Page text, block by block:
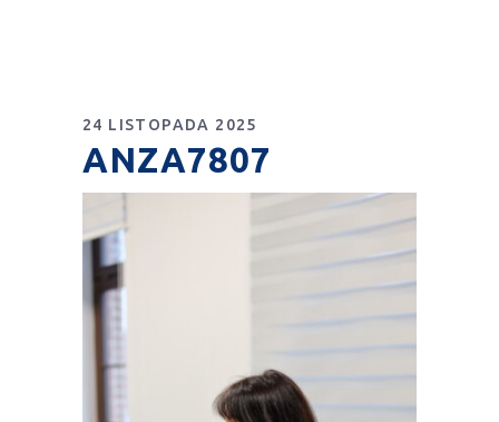
24 LISTOPADA 2025
ANZA7807